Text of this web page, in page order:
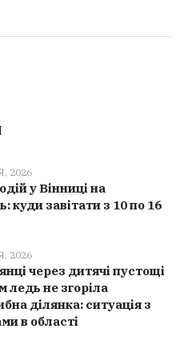
2026
у Вінниці на
куди завітати з 10 по 16
2026
через дитячі пустощі
ледь не згоріла
ділянка: ситуація з
в області